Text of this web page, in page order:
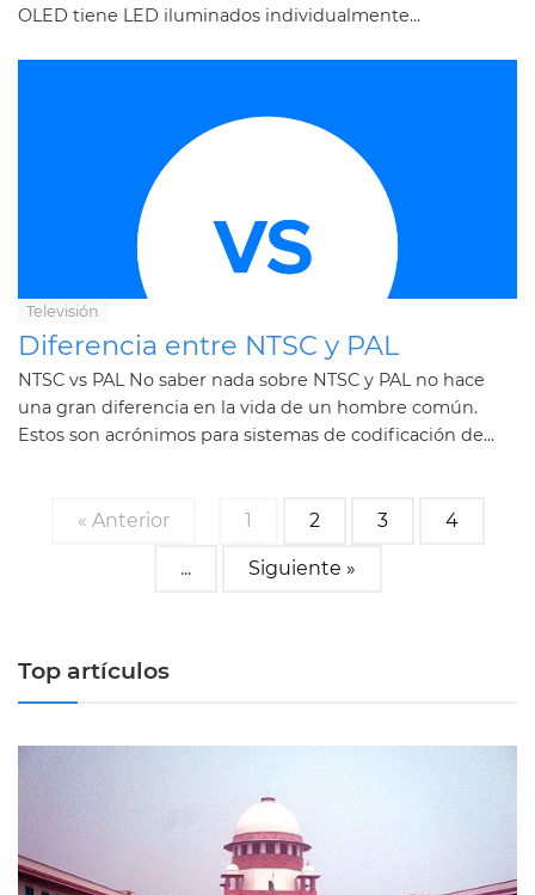
OLED tiene LED iluminados individualmente...
Televisión
Diferencia entre NTSC y PAL
NTSC vs PAL No saber nada sobre NTSC y PAL no hace
una gran diferencia en la vida de un hombre común.
Estos son acrónimos para sistemas de codificación de...
« Anterior 1 2 3 4
... Siguiente »
Top artículos